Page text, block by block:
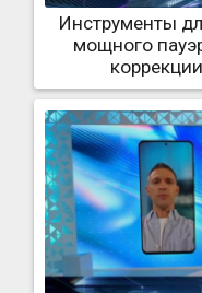
Инструменты
мощного